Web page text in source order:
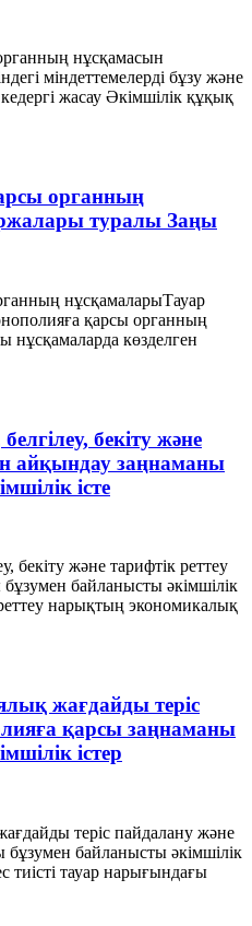
нұсқамасын
мiндеттемелердi бұзу және
жасау Әкімшілік құқық
органның
туралы Заңы
нұсқамаларыТауар
қарсы органның
нұсқамаларда көзделген
бекіту және
айқындау заңнаманы
істе
бекіту және тарифтік реттеу
байланысты әкімшілік
нарықтың экономикалық
жағдайды теріс
қарсы заңнаманы
істер
теріс пайдалану және
байланысты әкімшілік
тиісті тауар нарығындағы